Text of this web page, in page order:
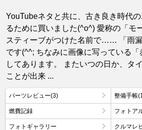
YouTubeネタと共に、古き良き時代
るために買いました(^o^) 愛称の「モ
スティーブがつけた名前で…… 「雨
です(^^; ちなみに画像に写っている
してあります。 またいつの日か、タ
ことが出来 ...
パーツレビュー(3) 整備手帳
燃費記録 フォトア
フォトギャラリー クルマレ